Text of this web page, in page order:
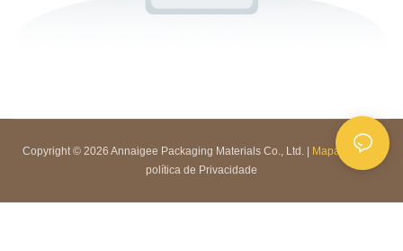
Copyright © 2026 Annaigee Packaging Materials Co., Ltd. | Mapa do site
política de Privacidade